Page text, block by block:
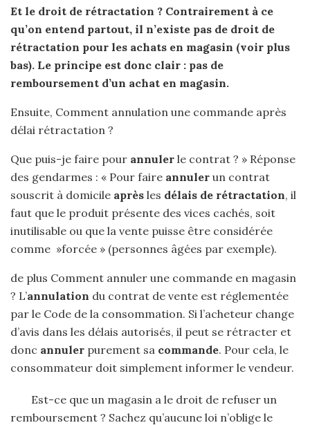
Et le droit de rétractation ? Contrairement à ce
qu’on entend partout, il n’existe pas de droit de
rétractation pour les achats en magasin (voir plus
bas). Le principe est donc clair : pas de
remboursement d’un achat en magasin.
Ensuite, Comment annulation une commande après
délai rétractation ?
Que puis-je faire pour annuler le contrat ? » Réponse
des gendarmes : « Pour faire annuler un contrat
souscrit à domicile après les délais de rétractation, il
faut que le produit présente des vices cachés, soit
inutilisable ou que la vente puisse être considérée
comme »forcée » (personnes âgées par exemple).
de plus Comment annuler une commande en magasin
? L’annulation du contrat de vente est réglementée
par le Code de la consommation. Si l’acheteur change
d’avis dans les délais autorisés, il peut se rétracter et
donc annuler purement sa commande. Pour cela, le
consommateur doit simplement informer le vendeur.
Est-ce que un magasin a le droit de refuser un
remboursement ? Sachez qu’aucune loi n’oblige le